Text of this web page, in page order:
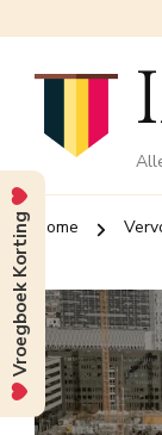
Home
Vroegboek Korting